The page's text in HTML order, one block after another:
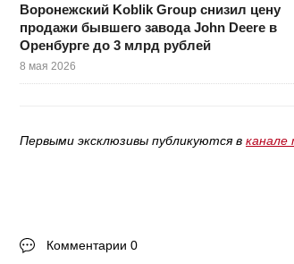
Воронежский Koblik Group снизил цену
продажи бывшего завода John Deere в
Оренбурге до 3 млрд рублей
8 мая 2026
Первыми эксклюзивы публикуются в канале
Комментарии 0